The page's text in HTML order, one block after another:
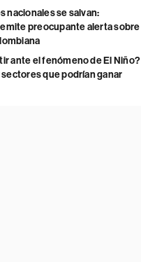
nacionales se salvan:
preocupante alerta sobre
ante el fenómeno de El Niño?
que podrían ganar